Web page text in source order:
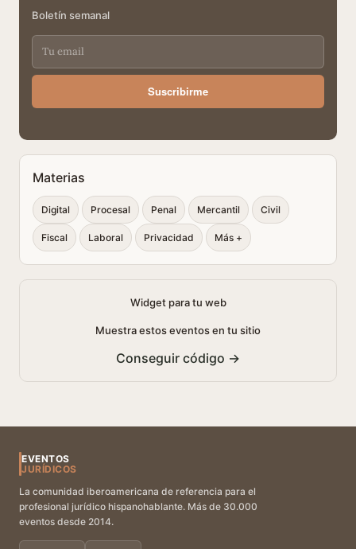
Boletín semanal
Suscribirme
Materias
Digital Procesal Penal Mercantil Civil
Fiscal Laboral Privacidad Más +
Widget para tu web
Muestra estos eventos en tu sitio
Conseguir código →
EVENTOS
JURÍDICOS
La comunidad iberoamericana de referencia para el
profesional jurídico hispanohablante. Más de 30.000
eventos desde 2014.